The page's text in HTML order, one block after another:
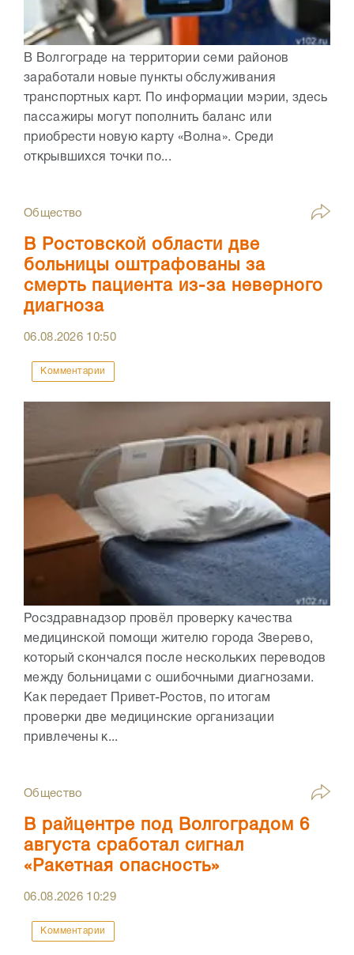
В Волгограде на территории семи районов
заработали новые пункты обслуживания
транспортных карт. По информации мэрии, здесь
пассажиры могут пополнить баланс или
приобрести новую карту «Волна». Среди
открывшихся точки по...
Общество
В Ростовской области две
больницы оштрафованы за
смерть пациента из-за неверного
диагноза
06.08.2026 10:50
Комментарии
Росздравнадзор провёл проверку качества
медицинской помощи жителю города Зверево,
который скончался после нескольких переводов
между больницами с ошибочными диагнозами.
Как передает Привет-Ростов, по итогам
проверки две медицинские организации
привлечены к...
Общество
В райцентре под Волгоградом 6
августа сработал сигнал
«Ракетная опасность»
06.08.2026 10:29
Комментарии